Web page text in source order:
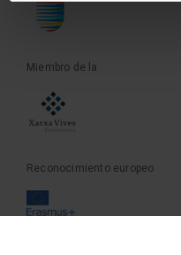
Miembro de la
Reconocimiento europeo